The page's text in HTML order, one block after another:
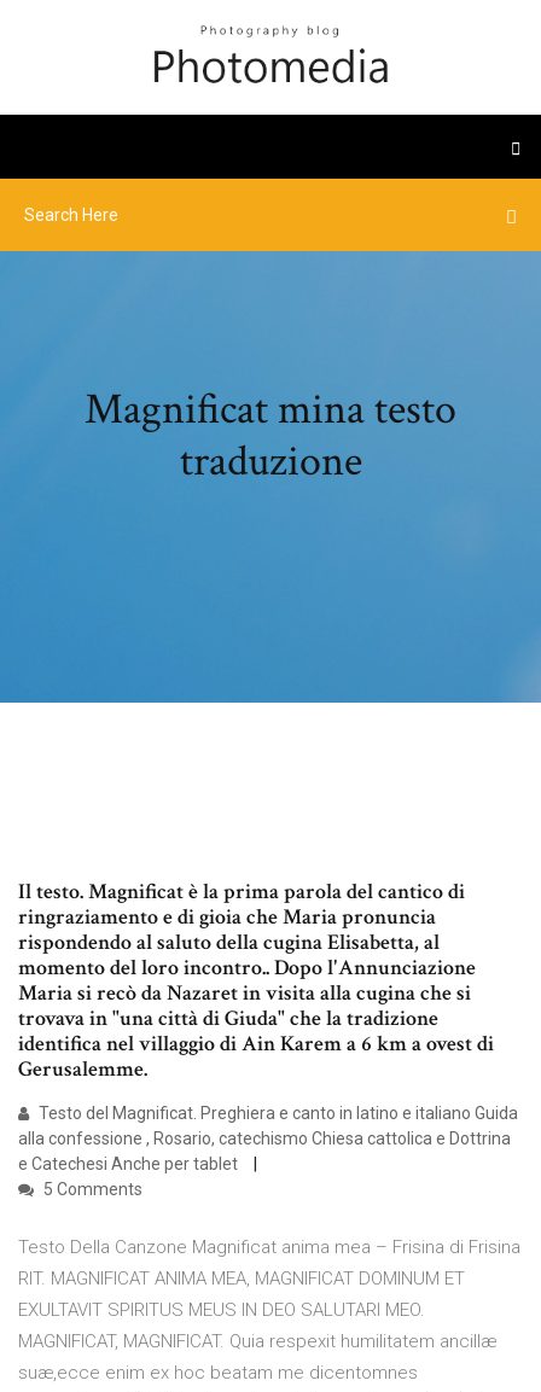
Magnificat mina testo
traduzione
Il testo. Magnificat è la prima parola del cantico di
ringraziamento e di gioia che Maria pronuncia
rispondendo al saluto della cugina Elisabetta, al
momento del loro incontro.. Dopo l'Annunciazione
Maria si recò da Nazaret in visita alla cugina che si
trovava in "una città di Giuda" che la tradizione
identifica nel villaggio di Ain Karem a 6 km a ovest di
Gerusalemme.
Testo del Magnificat. Preghiera e canto in latino e italiano Guida
alla confessione , Rosario, catechismo Chiesa cattolica e Dottrina
e Catechesi Anche per tablet
5 Comments
Testo Della Canzone Magnificat anima mea – Frisina di Frisina
RIT. MAGNIFICAT ANIMA MEA, MAGNIFICAT DOMINUM ET
EXULTAVIT SPIRITUS MEUS IN DEO SALUTARI MEO.
MAGNIFICAT, MAGNIFICAT. Quia respexit humilitatem ancillæ
suæ,ecce enim ex hoc beatam me dicentomnes